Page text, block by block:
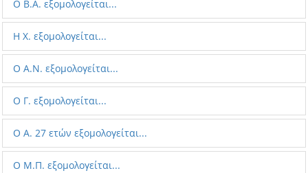
Ο B.Α. εξομολογείται...
Η Χ. εξομολογείται...
Ο A.N. εξομολογείται...
Ο Γ. εξομολογείται...
Ο A. 27 ετών εξομολογείται...
Ο M.Π. εξομολογείται...